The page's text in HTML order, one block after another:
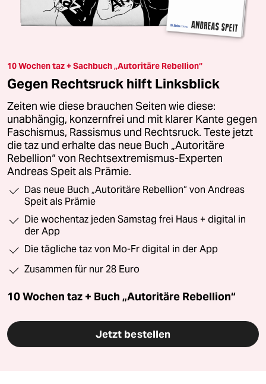
10 Wochen taz + Sachbuch „Autoritäre Rebellion“
Gegen Rechtsruck hilft Linksblick
Zeiten wie diese brauchen Seiten wie diese:
unabhängig, konzernfrei und mit klarer Kante gegen
Faschismus, Rassismus und Rechtsruck. Teste jetzt
die taz und erhalte das neue Buch „Autoritäre
Rebellion“ von Rechtsextremismus-Experten
Andreas Speit als Prämie.
Das neue Buch „Autoritäre Rebellion“ von Andreas
Speit als Prämie
Die wochentaz jeden Samstag frei Haus + digital in
der App
Die tägliche taz von Mo-Fr digital in der App
Zusammen für nur 28 Euro
10 Wochen taz + Buch „Autoritäre Rebellion“
Jetzt bestellen